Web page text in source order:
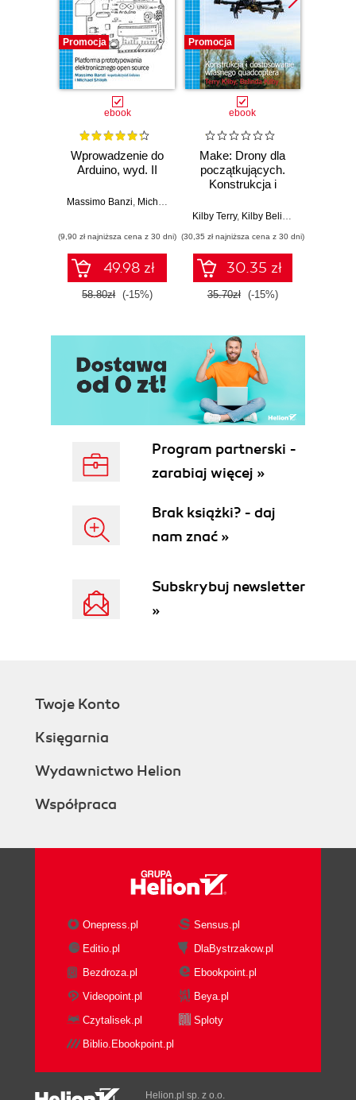
Promocja
ebook
Wprowadzenie do
Arduino, wyd. II
Massimo Banzi Michael Shiloh
(9,90 zł najniższa cena z 30 dni)
49.98 zł
58.80zł (-15%)
Promocja
ebook
Make: Drony dla
początkujących.
Konstrukcja i
własnego
Kilby Terry, Kilby Belinda
(30,35 zł najniższa cena z 30 dni)
30.35 zł
35.70zł (-15%)
Program partnerski -
zarabiaj więcej »
Brak książki? - daj
nam znać »
Subskrybuj newsletter
»
Twoje Konto
Księgarnia
Wydawnictwo Helion
Współpraca
Onepress.pl
Sensus.pl
Editio.pl
DlaBystrzakow.pl
Bezdroza.pl
Ebookpoint.pl
Videopoint.pl
Beya.pl
Czytalisek.pl
Sploty
Biblio.Ebookpoint.pl
Helion.pl sp. z o.o.